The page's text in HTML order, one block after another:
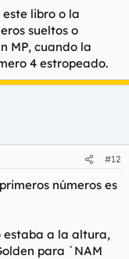
libro o la
sueltos o
MP, cuando la
4 estropeado.
#12
números es
estaba a la altura,
para ´NAM